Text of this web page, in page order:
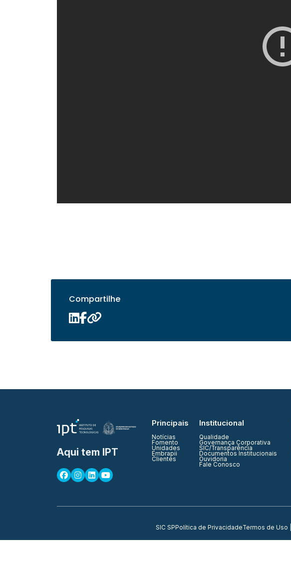
Compartilhe
Aqui tem IPT
Principais
Notícias
Fomento
Unidades
Embrapii
Clientes
Institucional
Qualidade
Governança Corporativa
SIC/Transparência
Documentos Institucionais
Ouvidoria
Fale Conosco
SIC SPPolítica de PrivacidadeTermos de Uso